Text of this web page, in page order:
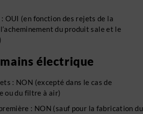
OUI (en fonction des rejets de la
du produit sale et le
mains électrique
: NON (excepté dans le cas de
ou du filtre à air)
: NON (sauf pour la fabrication du